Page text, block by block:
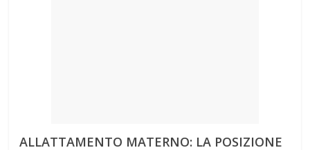
ALLATTAMENTO MATERNO: LA POSIZIONE